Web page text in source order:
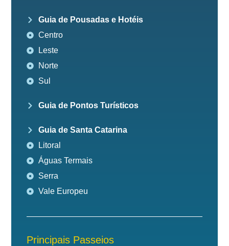
Guia de Pousadas e Hotéis
Centro
Leste
Norte
Sul
Guia de Pontos Turísticos
Guia de Santa Catarina
Litoral
Águas Termais
Serra
Vale Europeu
Principais Passeios